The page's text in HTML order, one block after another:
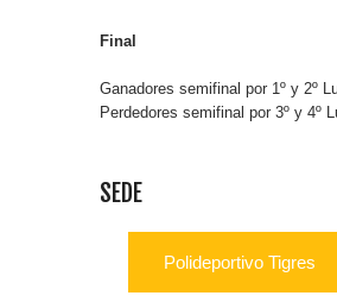
Final
Ganadores semifinal por 1º y 2º
Perdedores semifinal por 3º y 4º
SEDE
Polideportivo Tigres